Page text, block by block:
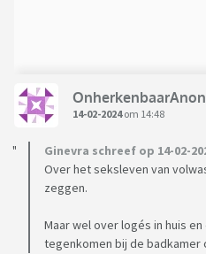
14-02-2024om 14:48
Ginevra schreef op 14-02-
Over het seksleven van
zeggen.
Maar wel over logés in huis
tegenkomen bij de badkamer